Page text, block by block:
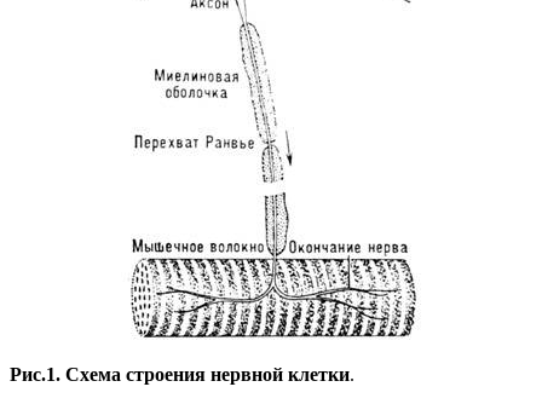
Рис.1. Схема строения нервной клетки.